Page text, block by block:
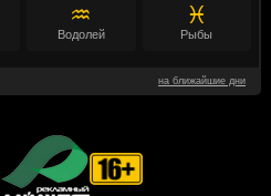
♒
Водолей
♓
Рыбы
на ближайшие дни